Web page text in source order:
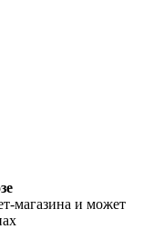
магазина и может